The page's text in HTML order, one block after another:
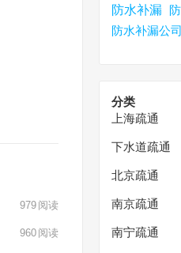
979 阅读
960 阅读
防水补漏
防水补漏公司
分类
上海疏通
下水道疏通
北京疏通
南京疏通
南宁疏通